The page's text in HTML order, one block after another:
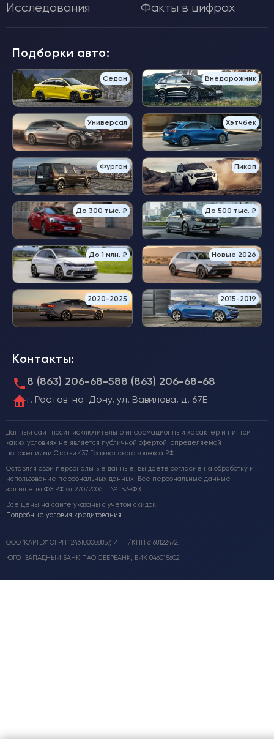
Исследования
Факты в цифрах
Подборки авто:
Седан Внедорожник
Универсал Хэтчбек
Фургон Пикап
До 300 тыс. ₽ До 500 тыс. ₽
До 1 млн. ₽ Новые 2026
2020-2025 2015-2019
Контакты:
8 (863) 206-68-588 (863) 206-68-68
г. Ростов-на-Дону, ул. Вавилова, д. 67Е
Данный сайт носит исключительно информационный характер и ни при
каких условиях не является публичной офертой, определяемой
положениями Статьи 437 Гражданского кодекса РФ.
Оставляя свои персональные данные, вы даёте согласие на обработку и
использование персональных данных. Все персональные данные
защищены ФЗ РФ от 27.07.2006 г. № 152-ФЗ.
Все цены на сайте указаны с учетом скидок.
Подробные условия кредитования
ООО "КАРТЕХ" ОГРН 1246100008857, ИНН/КПП 6168122472.
ЮГО-ЗАПАДНЫЙ БАНК ПАО СБЕРБАНК, БИК 046015602.